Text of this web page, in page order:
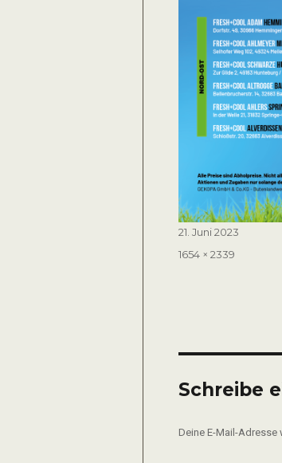
Veröffentlicht
21. Juni 2023
Volle
1654 × 2339
Schreibe
Deine E-Mail-